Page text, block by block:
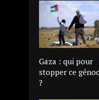
Gaza : qui pour
stopper ce
?